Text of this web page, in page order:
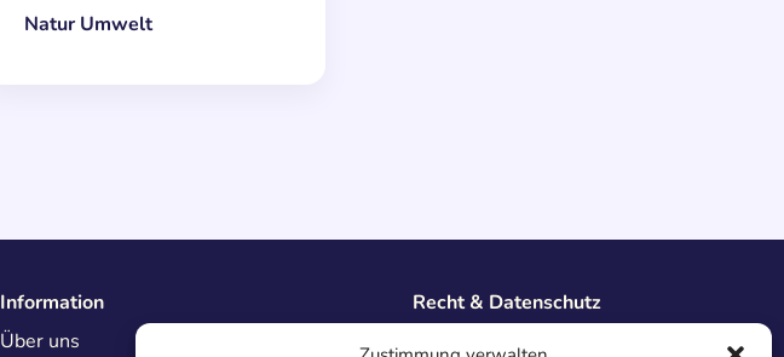
Natur Umwelt
Information
Über uns
Recht & Datenschutz